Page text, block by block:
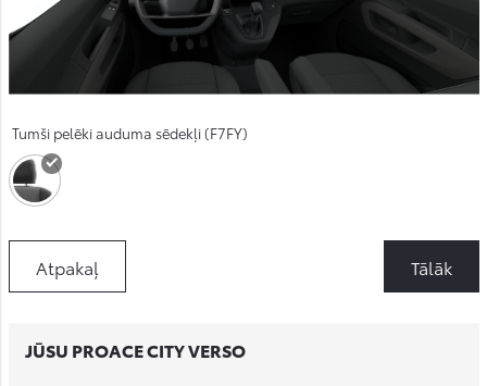
Tumši pelēki auduma sēdekļi (F7FY)
Atpakaļ Tālāk
JŪSU PROACE CITY VERSO